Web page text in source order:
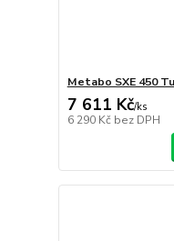
Metabo SXE 450
7 611 Kč/ks
6 290 Kč bez DPH